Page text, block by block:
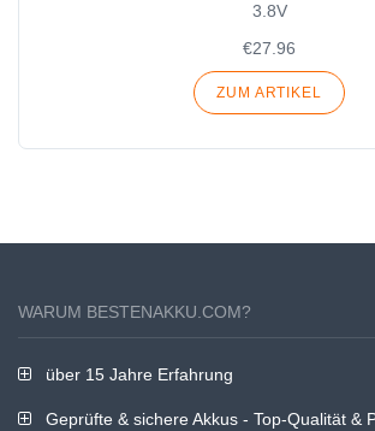
3.8V
€27.96
ZUM ARTIKEL
WARUM BESTENAKKU.COM?
über 15 Jahre Erfahrung
Geprüfte & sichere Akkus - Top-Qualität &